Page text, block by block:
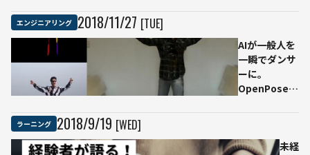
エンジニアリング 2018/11/27 [TUE]
AIが一般人を
一瞬でダンサ
ーに。
OpenPoseを
Now」がすご
ラーニング 2018/9/19 [WED]
未経